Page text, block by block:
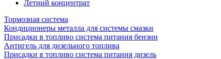
Летний концентрат
Тормозная система
Кондиционеры металла для системы смазки
Присадки в топливо система питания бензин
Антигель для дизельного топлива
Присадки в топливо система питания дизель